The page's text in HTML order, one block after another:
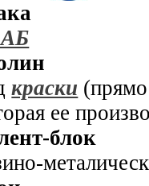
краски
ее
блок